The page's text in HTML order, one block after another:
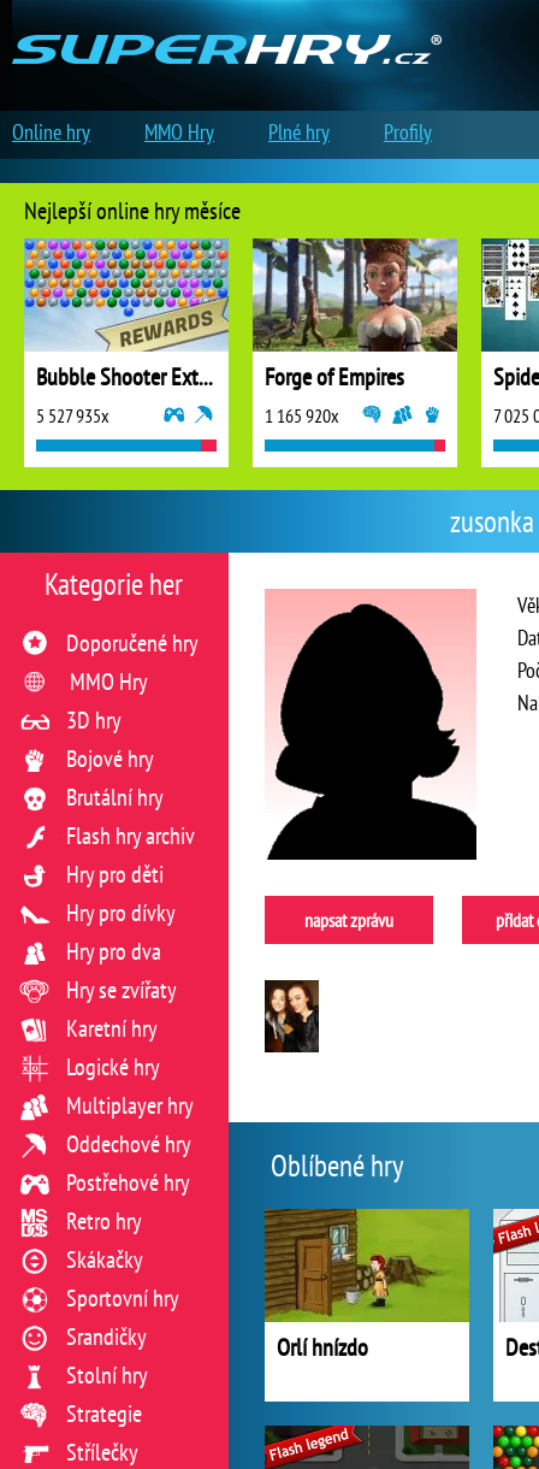
napsat zprávu přidat
Oblíbené hry
Orlí hnízdo
Kategorie her
Doporučené hry
MMO Hry
3D hry
Bojové hry
Brutální hry
Flash hry archiv
Hry pro děti
Hry pro dívky
Hry pro dva
Hry se zvířaty
Karetní hry
Logické hry
Multiplayer hry
Oddechové hry
Postřehové hry
Retro hry
Skákačky
Sportovní hry
Srandičky
Stolní hry
Strategie
Střílečky
Nejlepší online hry měsíce
Bubble Shooter Extreme
5 527 935x
Forge of Empires
1 165 920x 7 025
Online hry MMO Hry Plné hry Profily